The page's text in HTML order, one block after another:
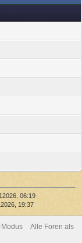
06:19
19:37
Alle Foren als